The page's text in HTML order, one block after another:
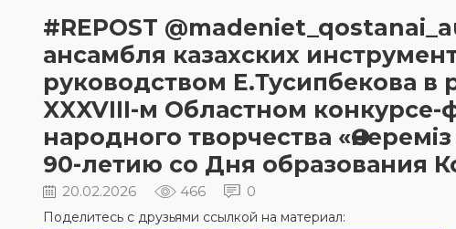
#REPOST
ансамбля казахских
руководством Е.Тусипбекова в
XXXVIII-м Областном конкурсе-
народного творчества
90-летию со Дня образования
20.02.2026 466 0
Поделитесь с друзьями ссылкой на материал: